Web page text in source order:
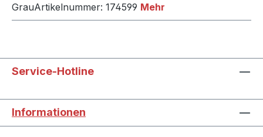
GrauArtikelnummer: 174599 Mehr
Service-Hotline
Informationen